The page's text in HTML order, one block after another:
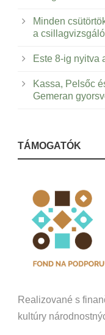
Minden
a
Este 8-ig nyitva
Kassa, Pelsőc
Gemeran
TÁMOGATÓK
Realizované s
kultúry